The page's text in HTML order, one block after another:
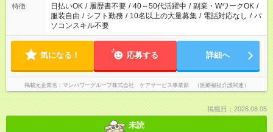
特徴 日払いOK / 履歴書不要 / 40～50代活躍中 / 副業・WワークOK /
服装自由 / シフト勤務 / 10名以上の大量募集 / 電話対応なし / パ
ソコンスキル不要
気になる！ 応募する 詳細へ
掲載元企業名 マンパワーグループ株式会社 ケアサービス事業部 （医療福祉介護関連）
掲載日：2026.08.05
未読